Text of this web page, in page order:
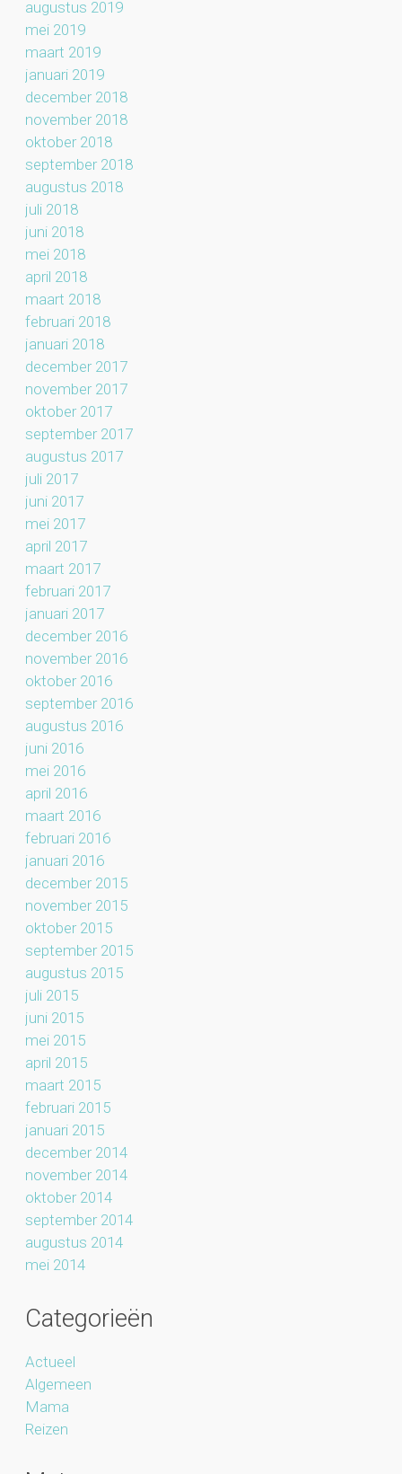
augustus 2019
mei 2019
maart 2019
januari 2019
december 2018
november 2018
oktober 2018
september 2018
augustus 2018
juli 2018
juni 2018
mei 2018
april 2018
maart 2018
februari 2018
januari 2018
december 2017
november 2017
oktober 2017
september 2017
augustus 2017
juli 2017
juni 2017
mei 2017
april 2017
maart 2017
februari 2017
januari 2017
december 2016
november 2016
oktober 2016
september 2016
augustus 2016
juni 2016
mei 2016
april 2016
maart 2016
februari 2016
januari 2016
december 2015
november 2015
oktober 2015
september 2015
augustus 2015
juli 2015
juni 2015
mei 2015
april 2015
maart 2015
februari 2015
januari 2015
december 2014
november 2014
oktober 2014
september 2014
augustus 2014
mei 2014
Categorieën
Actueel
Algemeen
Mama
Reizen